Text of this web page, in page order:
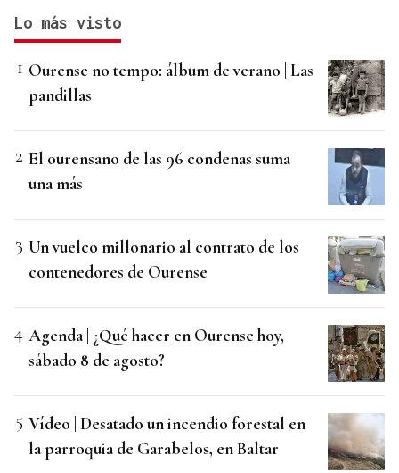
Lo más visto
Ourense no tempo: álbum de verano | Las
pandillas
El ourensano de las 96 condenas suma
una más
Un vuelco millonario al contrato de los
contenedores de Ourense
Agenda | ¿Qué hacer en Ourense hoy,
sábado 8 de agosto?
Vídeo | Desatado un incendio forestal en
la parroquia de Garabelos, en Baltar